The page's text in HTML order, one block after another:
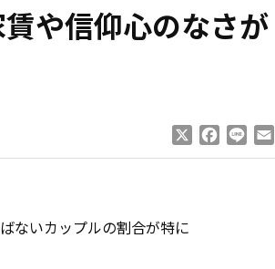
や信仰心のなさが
Facebook
Line
ないカップルの割合が特に